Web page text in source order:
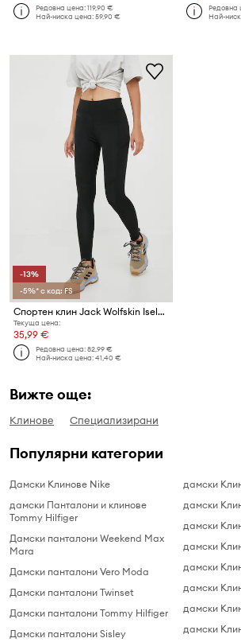
Редовна цена:119,90 €
Най-ниска цена:59,90 €
Редовна
Най-
-13%
-5%* с код: FS
Спортен клин Jack Wolfskin Iseler
Текуща цена:
35,99 €
Редовна цена:82,99 €
Най-ниска цена:41,40 €
Вижте още:
Клинове Специализирани
Популярни категории
Дамски Клинове Nike
дамски Панталони и клинове
Tommy Hilfiger
Дамски панталони Weekend Max
Mara
Дамски панталони Vero Moda
Дамски панталони Twinset
Дамски панталони Tommy Hilfiger
Дамски панталони Sisley
дамски
дамски
дамски
дамски
дамски
дамски
дамски
дамски